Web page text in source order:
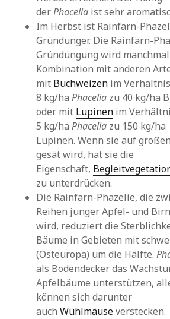
derPhacelia ist sehr
Im Herbst ist Rainfarn-
Gründünger. Die Rainfarn-
Gründüngung wird
Kombination mit anderen
mit Buchweizen im
8 kg/haPhacelia zu 40 kg/ha
oder mit Lupinen im
5 kg/haPhacelia zu 150 kg/ha
Lupinen. Wenn sie auf
gesät wird, hat sie die
Eigenschaft,
zu unterdrücken.
Die Rainfarn-Phazelie, die
Reihen junger Apfel- und
wird, reduziert die
Bäume in Gebieten mit
(Osteuropa) um die Hälfte.
als Bodendecker das
Apfelbäume unterstützen,
können sich darunter
auchWühlmäuseverstecken.